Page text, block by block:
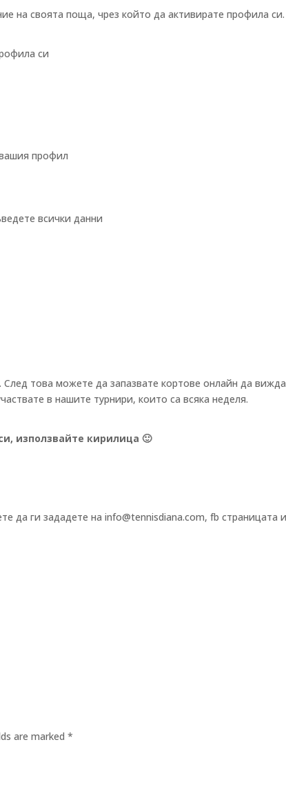
на своята поща, чрез който да активирате профила си.
си
профил
всички данни
това можете да запазвате кортове онлайн да
в нашите турнири, които са всяка неделя.
използвайте кирилица 🙂
да ги зададете на info@tennisdiana.com, fb страницата
are marked*